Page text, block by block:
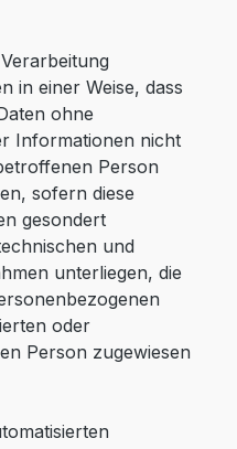
in einer Weise, dass
ohne
Informationen nicht
Person
sofern diese
gesondert
und
unterliegen, die
oder
Person zugewiesen